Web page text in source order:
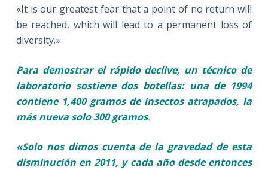
«It is our greatest fear that a point of no return will
be reached, which will lead to a permanent loss of
diversity.»
Para demostrar el rápido declive, un técnico de
laboratorio sostiene dos botellas: una de 1994
contiene 1,400 gramos de insectos atrapados, la
más nueva solo 300 gramos.
«Solo nos dimos cuenta de la gravedad de esta
disminución en 2011, y cada año desde entonces